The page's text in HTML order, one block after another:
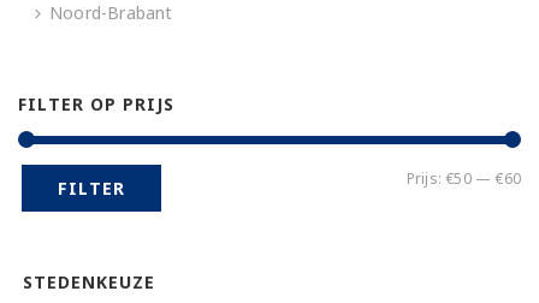
Noord-Brabant
FILTER OP PRIJS
FILTER Prijs:€50—€60
STEDENKEUZE